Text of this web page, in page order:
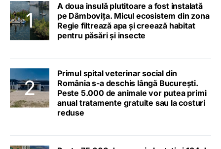
A doua insulă plutitoare a fost instalată
pe Dâmbovița. Micul ecosistem din zona
Regie filtrează apa și creează habitat
pentru păsări și insecte
Primul spital veterinar social din
România s-a deschis lângă București.
Peste 5.000 de animale vor putea primi
anual tratamente gratuite sau la costuri
reduse